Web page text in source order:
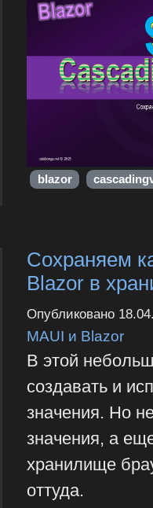
blazor
Сохраняем
Blazor в
Опубликовано
MAUI и Blazor
В этой
создавать и
значения. Но
значения, а
хранилище
оттуда.